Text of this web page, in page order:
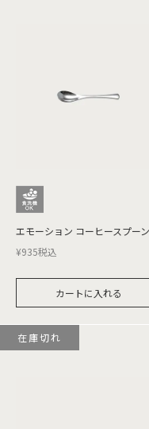
エモーション コーヒースプーン
¥935税込
カートに入れる
在庫切れ